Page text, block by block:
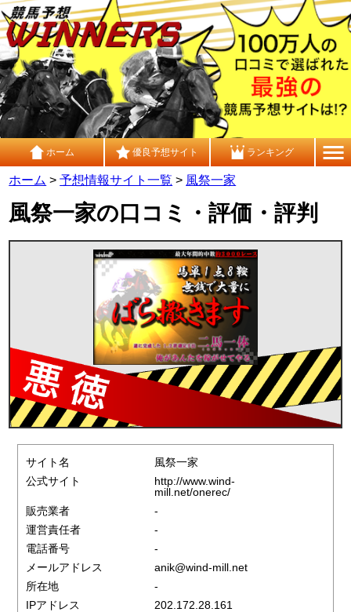
ホーム 優良予想サイト ランキング
ホーム >予想情報サイト一覧 > 風祭一家
風祭一家の口コミ・評価・評判
サイト名
風祭一家
公式サイト
http://www.wind-
mill.net/onerec/
販売業者
-
運営責任者
-
電話番号
-
メールアドレス
anik@wind-mill.net
所在地
-
IPアドレス
202.172.28.161